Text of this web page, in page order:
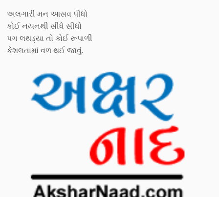
અલગારી મન આસવ પીધો
કોઈ નયનથી સીધે સીધો
પગ લથડ્યા તો કોઈ રૂપાળી
કેશલતામાં વળ થઈ જાવું.